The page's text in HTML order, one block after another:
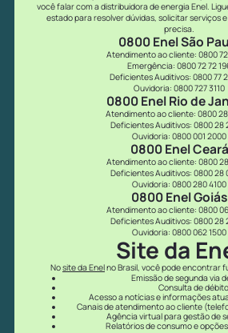
você falar com a distribuidora de energia Enel.
estado para resolver dúvidas, solicitar serviços
precisa.
0800 Enel São
Atendimento ao cliente: 0800 72
Emergência: 0800 72 72
Deficientes Auditivos: 0800 77
Ouvidoria: 0800 727 3110
0800 Enel Rio de
Atendimento ao cliente: 0800 28
Deficientes Auditivos: 0800 28
Ouvidoria: 0800 001 2000
0800 Enel Ceará
Atendimento ao cliente: 0800
Deficientes Auditivos: 0800 28
Ouvidoria: 0800 280 4100
0800 Enel Goiás
Atendimento ao cliente: 0800
Deficientes Auditivos: 0800 28
Ouvidoria: 0800 062 1500
Site da
Nosite da Enelno Brasil, você pode encontrar
Emissão de segunda via
Consulta de
Acesso a notícias e informações
Canais de atendimento ao cliente
Agência virtual para gestão de
Relatórios de consumo e